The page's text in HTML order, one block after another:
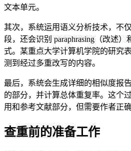
文本单元。
其次，系统运用语义分析技术，不
段，还会识别 paraphrasing（改述
式。某重点大学计算机学院的研究
测到经过多重改写的内容。
最后，系统会生成详细的相似度报
的部分，并计算总体重复率。这个
用和参考文献部分，但需要作者正
查重前的准备工作